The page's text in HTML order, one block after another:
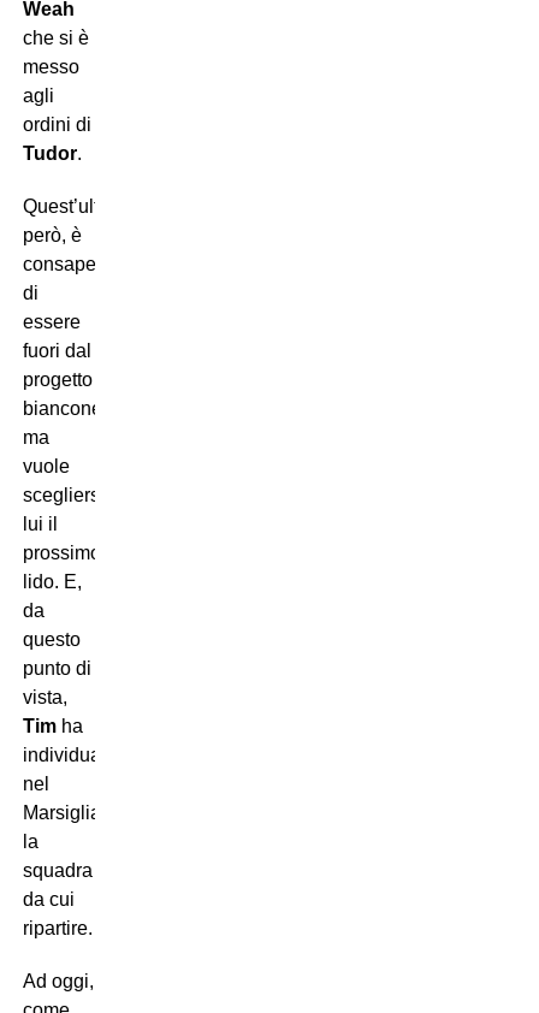
Weah
che si è
messo
agli
ordini di
Tudor.
Quest’ultimo,
però, è
consapevole
di
essere
fuori dal
progetto
bianconero:
ma
vuole
scegliersi
lui il
prossimo
lido. E,
da
questo
punto di
vista,
Tim ha
individuato
nel
Marsiglia
la
squadra
da cui
ripartire.
Ad oggi,